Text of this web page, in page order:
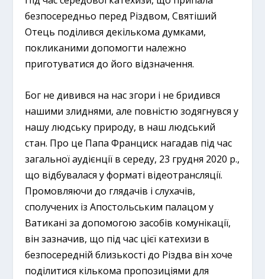
безпосередньо перед Різдвом, Святіший
Отець поділився декількома думками,
покликаними допомогти належно
приготуватися до його відзначення.
Бог не дивився на нас згори і не бридився
нашими злиднями, але повністю зодягнувся у
нашу людську природу, в наш людський
стан. Про це Папа Франциск нагадав під час
загальної аудієнції в середу, 23 грудня 2020 р.,
що відбувалася у форматі відеотрансляції.
Промовляючи до глядачів і слухачів,
сполучених із Апостольським палацом у
Ватикані за допомогою засобів комунікації,
він зазначив, що під час цієї катехизи в
безпосередній близькості до Різдва він хоче
поділитися кількома пропозиціями для